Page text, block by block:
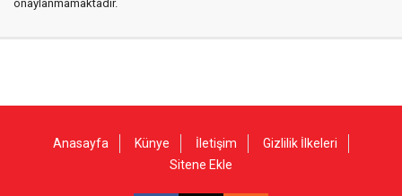
onaylanmamaktadır.
Anasayfa Künye İletişim
Gizlilik İlkeleri
Sitene Ekle